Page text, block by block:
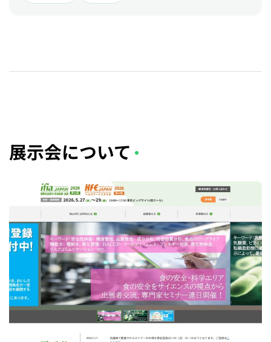
展示会について